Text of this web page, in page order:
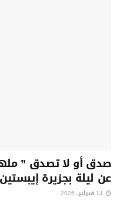
صدق أو لا تصدق ”
عن ليلة بجزيرة